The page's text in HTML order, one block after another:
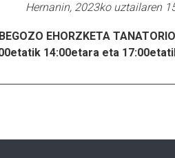
Hernanin, 2023ko uztailaren
EHORZKETA
14:00etara eta